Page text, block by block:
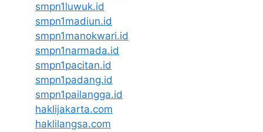
smpn1luwuk.id
smpn1madiun.id
smpn1manokwari.id
smpn1narmada.id
smpn1pacitan.id
smpn1padang.id
smpn1pailangga.id
haklijakarta.com
haklilangsa.com